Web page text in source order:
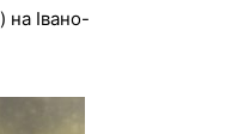
) на Івано-